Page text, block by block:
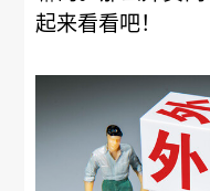
起来看看吧！